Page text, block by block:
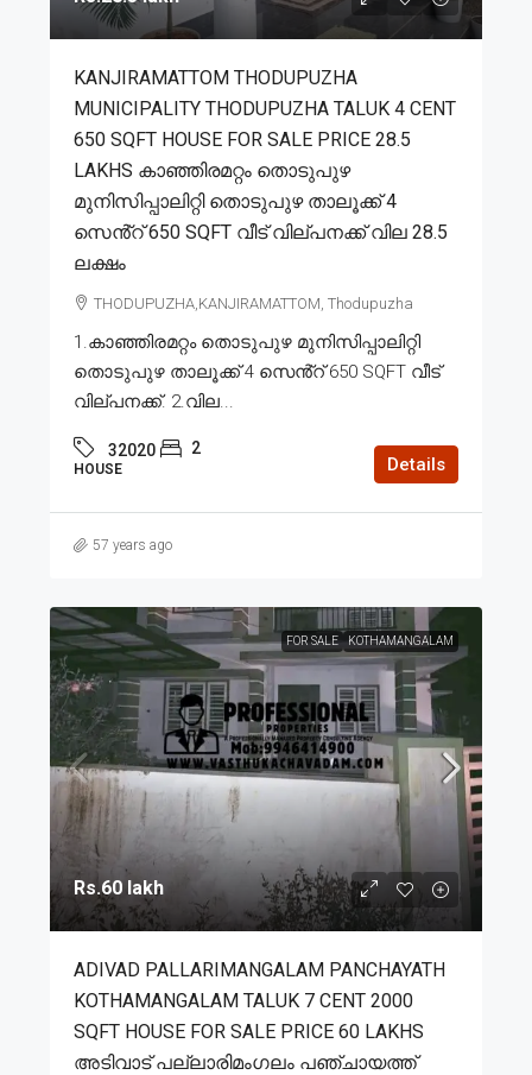
KANJIRAMATTOM THODUPUZHA
MUNICIPALITY THODUPUZHA TALUK 4 CENT
650 SQFT HOUSE FOR SALE PRICE 28.5
LAKHS കാഞ്ഞിരമറ്റം തൊടുപുഴ
മുനിസിപ്പാലിറ്റി തൊടുപുഴ താലൂക്ക് 4
സെൻ്റ് 650 SQFT വീട് വില്പനക്ക് വില 28.5
ലക്ഷം
THODUPUZHA,KANJIRAMATTOM, Thodupuzha
1.കാഞ്ഞിരമറ്റം തൊടുപുഴ മുനിസിപ്പാലിറ്റി
തൊടുപുഴ താലൂക്ക് 4 സെൻ്റ് 650 SQFT വീട്
വില്പനക്ക്. 2.വില...
32020 2
HOUSE Details
57 years ago
FOR SALE KOTHAMANGALAM
Rs.60 lakh
ADIVAD PALLARIMANGALAM PANCHAYATH
KOTHAMANGALAM TALUK 7 CENT 2000
SQFT HOUSE FOR SALE PRICE 60 LAKHS
അടിവാട് പല്ലാരിമംഗലം പഞ്ചായത്ത്